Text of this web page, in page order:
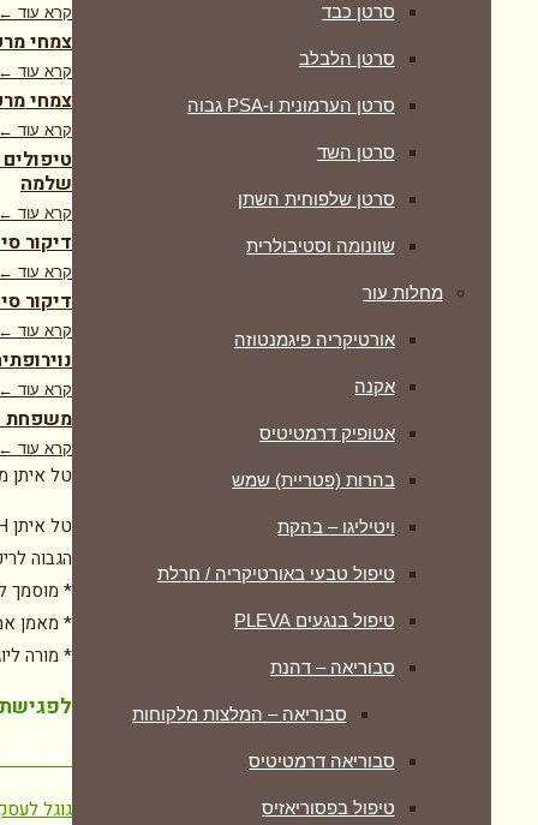
סרטן כבד
סרטן הלבלב
סרטן הערמונית ו-PSA גבוה
סרטן השד
סרטן שלפוחית השתן
שוונומה וסטיבולרית
מחלות עור
אורטיקריה פיגמנטוזה
אקנה
אטופיק דרמטיטיס
בהרות (פטריית) שמש
ויטיליגו – בהקת
טיפול טבעי באורטיקריה / חרלת
טיפול בנגעים PLEVA
סבוריאה – דהנת
סבוריאה – המלצות מלקוחות
סבוריאה דרמטיטיס
טיפול בפסוריאזיס
קרא עוד
צמחי
קרא עוד
צמחי
קרא עוד
שלמה
קרא עוד
דיקור
קרא עוד
דיקור
קרא עוד
קרא עוד
משפחת
קרא עוד
טל איתן
הגבוה
* מוסמך
* מאמן
* מורה
לפגישת
גוגל